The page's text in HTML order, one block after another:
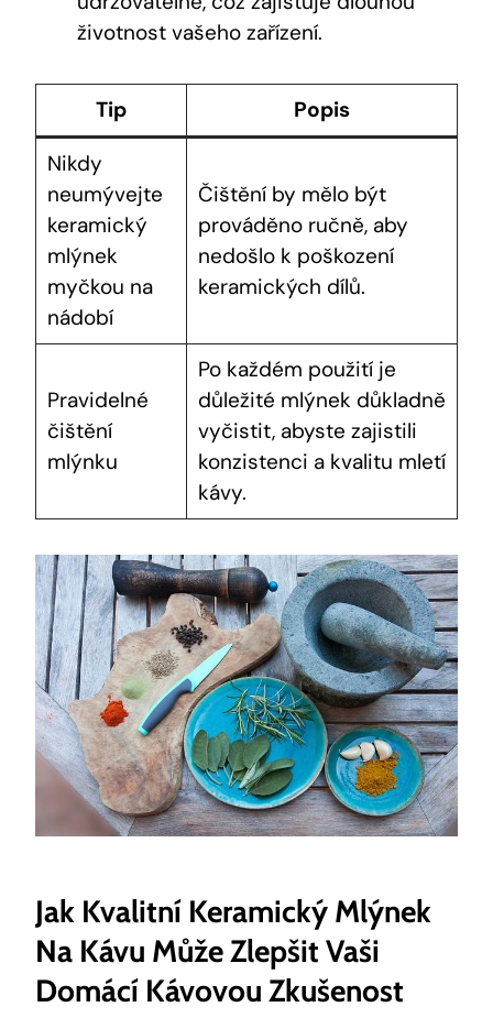
životnost vašeho zařízení.
Tip
Popis
Nikdy
neumývejte
keramický
mlýnek
myčkou na
nádobí
Čištění by mělo být
prováděno ručně, aby
nedošlo k poškození
keramických dílů.
Pravidelné
čištění
mlýnku
Po každém použití je
důležité mlýnek důkladně
vyčistit, abyste zajistili
konzistenci a kvalitu mletí
kávy.
Jak Kvalitní Keramický Mlýnek
Na Kávu Může Zlepšit Vaši
Domácí Kávovou Zkušenost